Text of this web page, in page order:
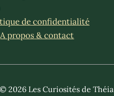
de confidentialité
A propos & contact
2026 Les Curiosités de Théia